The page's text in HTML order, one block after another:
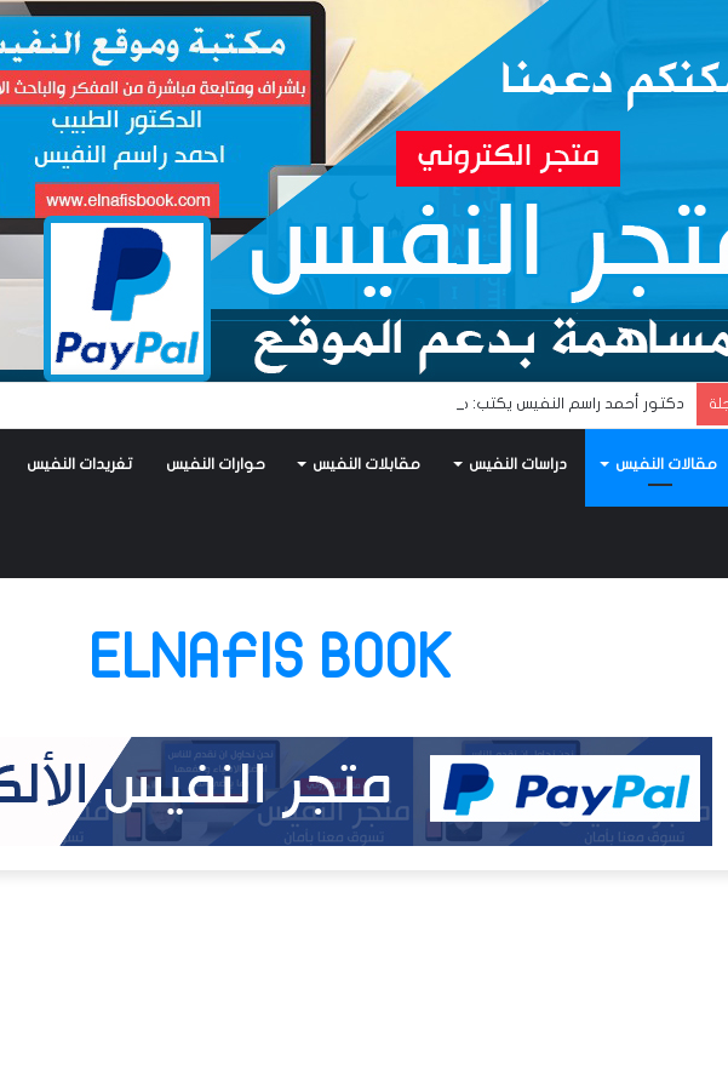
دكتور أحمد راسم النفيس يكتب: جواز عتريس من فؤادة باطل!! وجواز براقش من حُنين فاشل!!
مقالات النفيس دراسات النفيس مقابلات النفيس حوارات النفيس تغريدات النفيس
ELNAFIS BOOK